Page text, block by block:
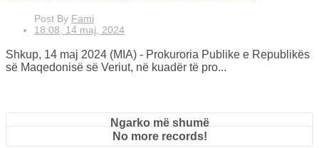
Post By Fami
18:08, 14 maj, 2024
Shkup, 14 maj 2024 (MIA) - Prokuroria Publike e Republikës
së Maqedonisë së Veriut, në kuadër të pro...
Ngarko më shumë
No more records!